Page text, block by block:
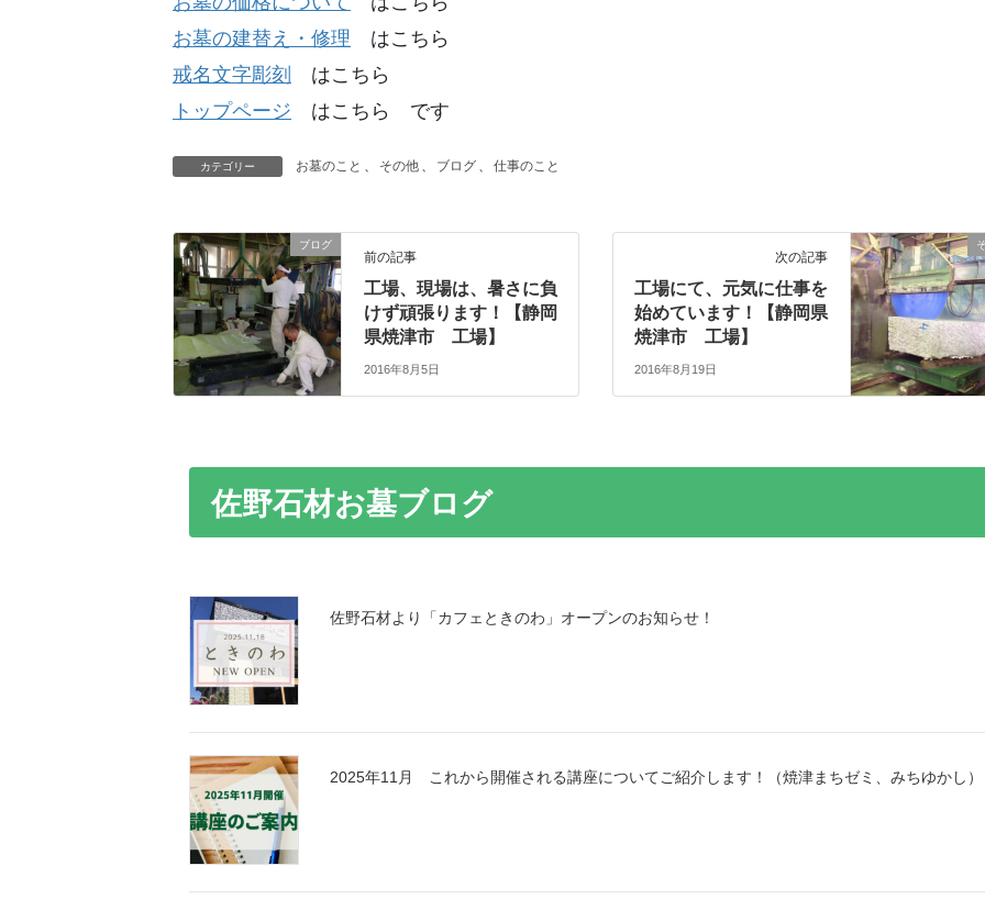
お墓の建替え・修理 はこちら
戒名文字彫刻
はこちら
トップページ はこちら です
カテゴリー お墓のこと 、 その他 、 ブログ 、 仕事のこと
ブログ
前の記事
工場、現場は、暑さに負
けず頑張ります！【静岡
県焼津市 工場】
2016年8月5日
次の記事
工場にて、元気に仕事を
始めています！【静岡県
焼津市 工場】
2016年8月19日
佐野石材お墓ブログ
佐野石材より「カフェときのわ」オープンのお知らせ！
2025年11月 これから開催される講座についてご紹介します！（焼津まちゼミ、みちゆかし）